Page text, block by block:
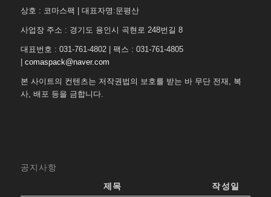
상호 : 코마스팩 | 대표자명:문평산
사업장 주소 : 경기도 용인시 곡현로 248번길 8
대표번호 : 031-761-4802 | 팩스 : 031-761-4805
comaspack@naver.com
본 사이트의 컨텐츠는 저작권법의 보호를 받는 바 무단 전재, 복
사, 배포 등을 금합니다.
공지사항
제목
작성일